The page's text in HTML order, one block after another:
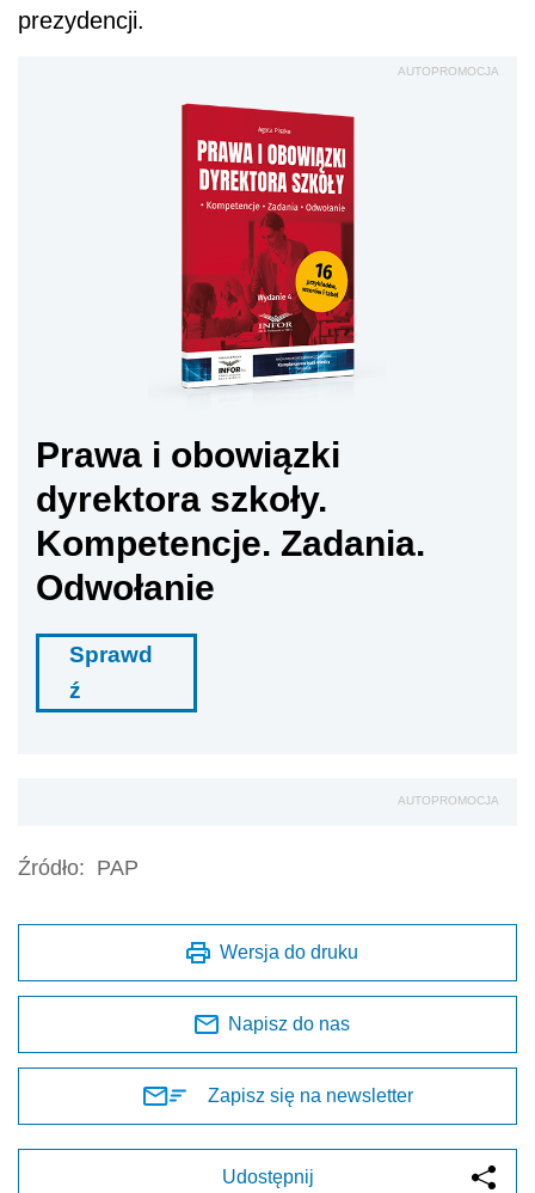
prezydencji.
AUTOPROMOCJA
Prawa i obowiązki
dyrektora szkoły.
Kompetencje. Zadania.
Odwołanie
Sprawd
ź
AUTOPROMOCJA
Źródło: PAP
Wersja do druku
Napisz do nas
Zapisz się na newsletter
Udostępnij